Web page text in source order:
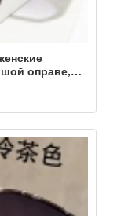
оправе,
очки с
и
очки